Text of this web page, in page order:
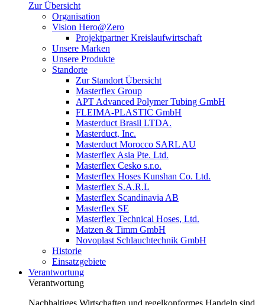
Zur Übersicht
Organisation
Vision Hero@Zero
Projektpartner Kreislaufwirtschaft
Unsere Marken
Unsere Produkte
Standorte
Zur Standort Übersicht
Masterflex Group
APT Advanced Polymer Tubing GmbH
FLEIMA-PLASTIC GmbH
Masterduct Brasil LTDA.
Masterduct, Inc.
Masterduct Morocco SARL AU
Masterflex Asia Pte. Ltd.
Masterflex Cesko s.r.o.
Masterflex Hoses Kunshan Co. Ltd.
Masterflex S.A.R.L
Masterflex Scandinavia AB
Masterflex SE
Masterflex Technical Hoses, Ltd.
Matzen & Timm GmbH
Novoplast Schlauchtechnik GmbH
Historie
Einsatzgebiete
Verantwortung
Verantwortung
Nachhaltiges Wirtschaften und regelkonformes Handeln sind